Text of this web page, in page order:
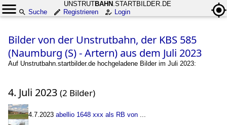
UNSTRUTBAHN .STARTBILDER.DE
Suche
Registrieren Login
Bilder von der Unstrutbahn, der KBS 585
(Naumburg (S) - Artern) aus dem Juli 2023
Auf Unstrutbahn.startbilder.de hochgeladene Bilder im Juli 2023:
4. Juli 2023 (2 Bilder)
4.7.2023 abellio 1648 xxx als RB von ...